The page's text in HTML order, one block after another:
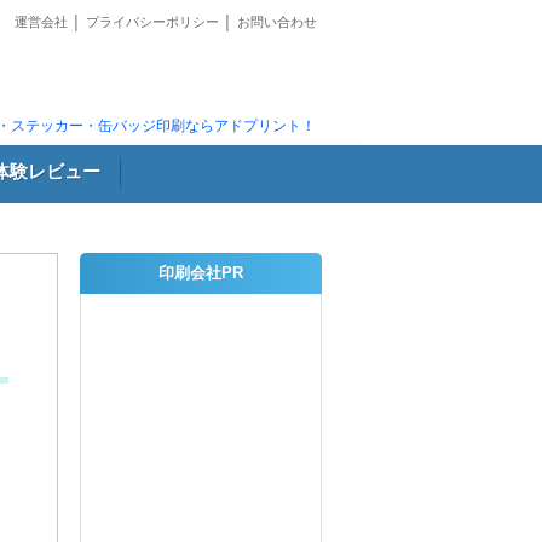
運営会社 プライバシーポリシー お問い合わせ
ステッカー・缶バッジ印刷ならアドプリント！
験レビュー
印刷会社PR